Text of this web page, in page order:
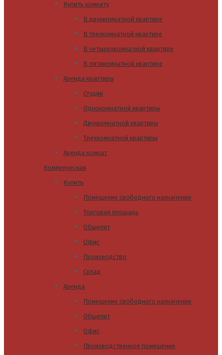
Купить комнату
В двухкомнатной квартире
В трехкомнатной квартире
В четырехкомнатной квартире
В пятикомнатной квартире
Аренда квартиры
Студии
Однокомнатной квартиры
Двухкомнатной квартиры
Трехкомнатной квартиры
Аренда комнат
Коммерческая
Купить
Помещение свободного назначения
Торговая площадь
Общепит
Офис
Производство
Склад
Аренда
Помещение свободного назначения
Общепит
Офис
Производственное помещение